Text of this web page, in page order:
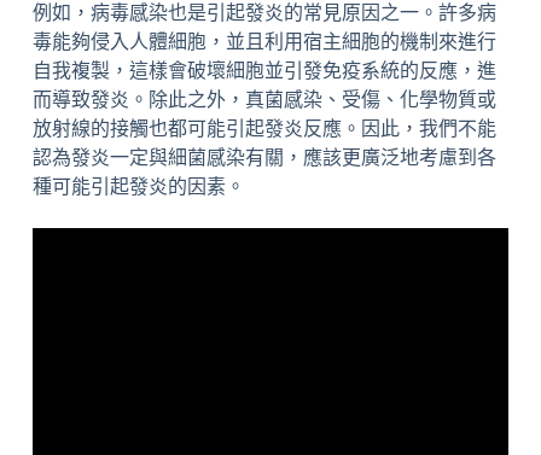
例如，病毒感染也是引起發炎的常見原因之一。許多病
毒能夠侵入人體細胞，並且利用宿主細胞的機制來進行
自我複製，這樣會破壞細胞並引發免疫系統的反應，進
而導致發炎。除此之外，真菌感染、受傷、化學物質或
放射線的接觸也都可能引起發炎反應。因此，我們不能
認為發炎一定與細菌感染有關，應該更廣泛地考慮到各
種可能引起發炎的因素。